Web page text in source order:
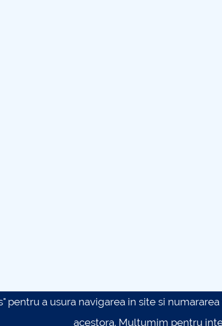
pentru a usura navigarea in site si
acestora. Multumim pentru